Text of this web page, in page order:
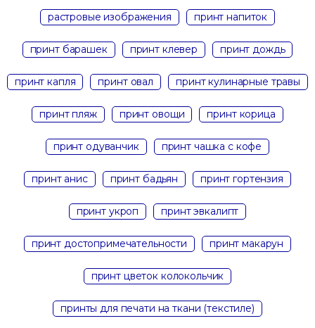
растровые изображения принт напиток
принт барашек принт клевер принт дождь
принт капля принт овал принт кулинарные травы
принт пляж принт овощи принт корица
принт одуванчик принт чашка с кофе
принт анис принт бадьян принт гортензия
принт укроп принт эвкалипт
принт достопримечательности принт макарун
принт цветок колокольчик
принты для печати на ткани (текстиле)